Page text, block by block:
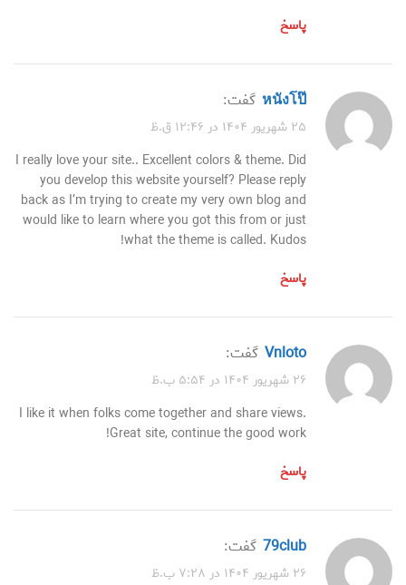
پاسخ
หนังโป๊ گفت:
۲۵ شهریور ۱۴۰۴ در ۱۲:۴۶ ق.ظ
I really love your site.. Excellent colors & theme. Did
you develop this website yourself? Please reply
back as I’m trying to create my very own blog and
would like to learn where you got this from or just
what the theme is called. Kudos!
پاسخ
vnloto گفت:
۲۶ شهریور ۱۴۰۴ در ۵:۵۴ ب.ظ
I like it when folks come together and share views.
Great site, continue the good work!
پاسخ
79club گفت:
۲۶ شهریور ۱۴۰۴ در ۷:۲۸ ب.ظ